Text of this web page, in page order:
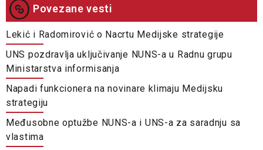
Povezane vesti
Lekić i Radomirović o Nacrtu Medijske strategije
UNS pozdravlja uključivanje NUNS-a u Radnu grupu
Ministarstva informisanja
Napadi funkcionera na novinare klimaju Medijsku
strategiju
Međusobne optužbe NUNS-a i UNS-a za saradnju sa
vlastima